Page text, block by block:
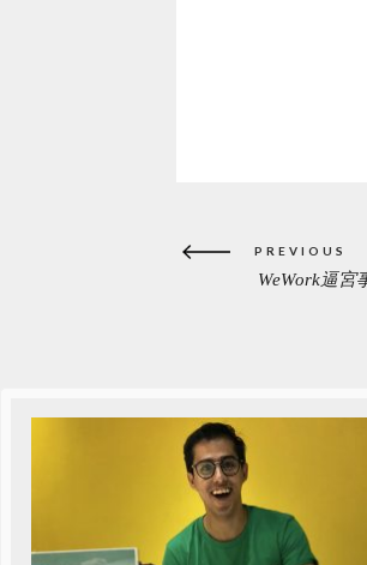
Post
navigation
PREVIOUS
PREVIOUSWeWork逼宮